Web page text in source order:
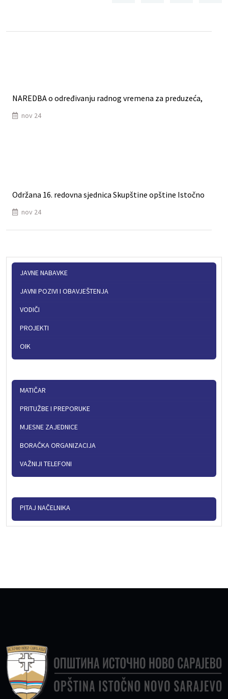
NAREDBA o određivanju radnog vremena za preduzeća,
nov 24
Održana 16. redovna sjednica Skupštine opštine Istočno
nov 24
JAVNE NABAVKE
JAVNI POZIVI I OBAVJEŠTENJA
VODIČI
PROJEKTI
OIK
MATIČAR
PRITUŽBE I PREPORUKE
MJESNE ZAJEDNICE
BORAČKA ORGANIZACIJA
VAŽNIJI TELEFONI
PITAJ NAČELNIKA